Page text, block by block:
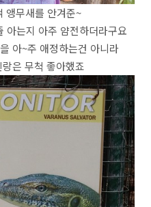
앵무새를 안겨준~
아는지 아주 얌전하더라구요
아~주 애정하는건 아니라
은 무척 좋아했죠